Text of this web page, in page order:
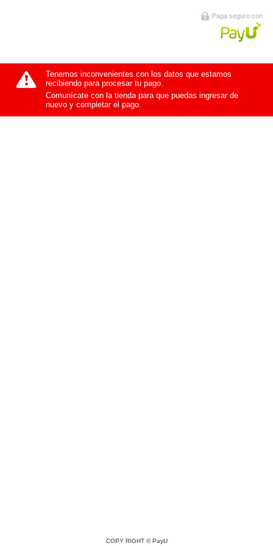
Paga seguro con
Tenemos inconvenientes con los datos que estamos
recibiendo para procesar tu pago.
Comunícate con la tienda para que puedas ingresar de
nuevo y completar el pago.
COPY RIGHT ©PayU